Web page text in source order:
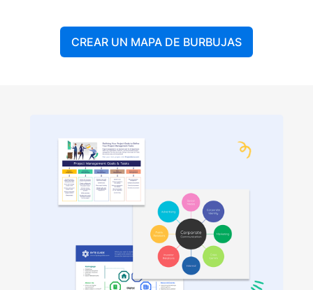
CREAR UN MAPA DE BURBUJAS